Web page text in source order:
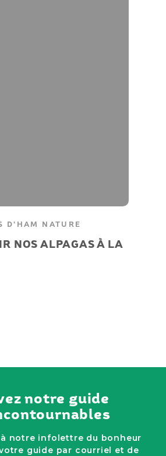
D'HAM NATURE
NOS ALPAGAS À LA
notre guide
notre infolettre du bonheur
guide par courriel et de